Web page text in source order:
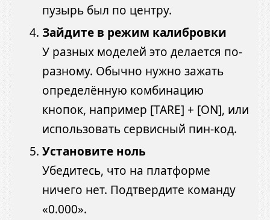
пузырь был по центру.
Зайдите в режим калибровки
У разных моделей это делается по-
разному. Обычно нужно зажать
определённую комбинацию
кнопок, например [TARE] + [ON], или
использовать сервисный пин-код.
Установите ноль
Убедитесь, что на платформе
ничего нет. Подтвердите команду
«0.000».